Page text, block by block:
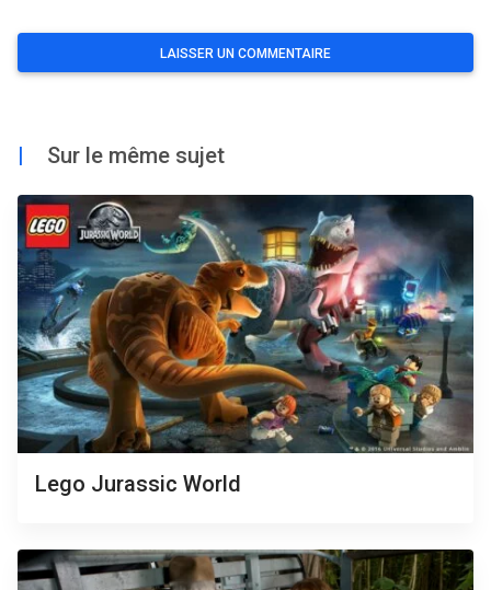
Sur le même sujet
Lego Jurassic World